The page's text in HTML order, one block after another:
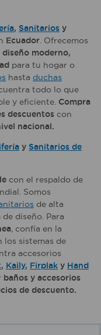
, Sanitarios y
Ecuador . Ofrecemos
diseño moderno,
para tu hogar o
hasta duchas
todo lo que
y eficiente. Compra
descuentos con
nacional.
y Sanitarios de
con el respaldo de
Somos
de alta
de diseño. Para
, confía en la
los sistemas de
accesorios
, Kaily, Firplak y Hand
baños y accesorios
de descuento.